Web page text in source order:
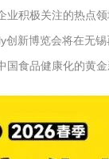
业积极关注的热点
新博览会将在无
国食品健康化的黄